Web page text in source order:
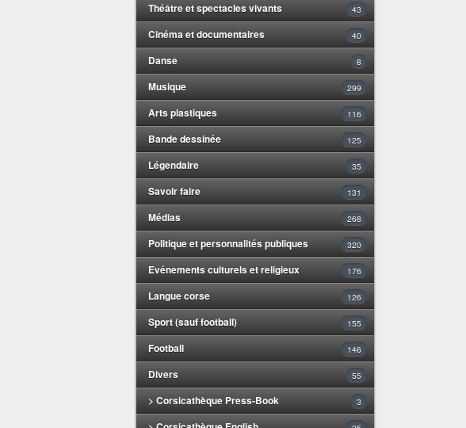
Théâtre et spectacles vivants 43
Cinéma et documentaires 40
Danse 8
Musique 299
Arts plastiques 116
Bande dessinée 125
Légendaire 35
Savoir faire 131
Médias 268
Politique et personnalités publiques 320
Evénements culturels et religieux 176
Langue corse 126
Sport (sauf football) 155
Football 146
Divers 55
> Corsicathèque Press-Book 3